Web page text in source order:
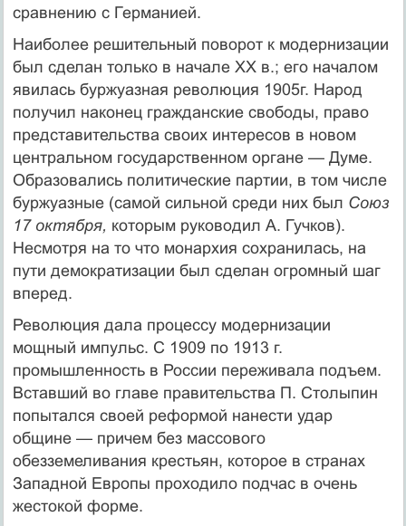
сравнению с Германией.
Наиболее решительный поворот к модернизации
был сделан только в начале XX в.; его началом
явилась буржуазная революция 1905г. Народ
полу­чил наконец гражданские свободы, право
представи­тельства своих интересов в новом
центральном госу­дарственном органе — Думе.
Образовались политиче­ские партии, в том числе
буржуазные (самой сильной среди них был Союз
17 октября, которым руководил А. Гучков).
Несмотря на то что монархия сохранилась, на
пути демократизации был сделан огромный шаг
вперед.
Революция дала процессу модернизации
мощный импульс. С 1909 по 1913 г.
промышленность в России переживала подъем.
Вставший во главе правительства П. Столыпин
попытался своей реформой нанести удар
общине — причем без массового
обезземеливания крестьян, которое в странах
Западной Европы прохо­дило подчас в очень
жестокой форме.